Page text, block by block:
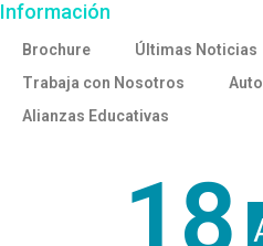
Información
Brochure
Últimas Noticias
Trabaja con Nosotros
Alianzas Educativas
18